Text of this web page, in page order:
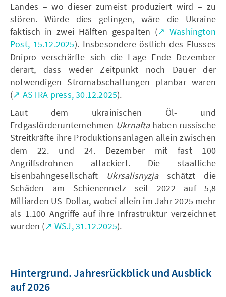
Landes – wo dieser zumeist produziert wird – zu
stören. Würde dies gelingen, wäre die Ukraine
faktisch in zwei Hälften gespalten (↗ Washington
Post, 15.12.2025). Insbesondere östlich des Flusses
Dnipro verschärfte sich die Lage Ende Dezember
derart, dass weder Zeitpunkt noch Dauer der
notwendigen Stromabschaltungen planbar waren
(↗ ASTRA press, 30.12.2025).
Laut dem ukrainischen Öl- und
Erdgasförderunternehmen Ukrnaftahaben russische
Streitkräfte ihre Produktionsanlagen allein zwischen
dem 22. und 24. Dezember mit fast 100
Angriffsdrohnen attackiert. Die staatliche
Eisenbahngesellschaft Ukrsalisnyzjaschätzt die
Schäden am Schienennetz seit 2022 auf 5,8
Milliarden US-Dollar, wobei allein im Jahr 2025 mehr
als 1.100 Angriffe auf ihre Infrastruktur verzeichnet
wurden (↗ WSJ, 31.12.2025).
Hintergrund. Jahresrückblick und Ausblick
auf 2026